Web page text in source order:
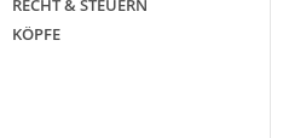
RECHT & STEUERN
KÖPFE